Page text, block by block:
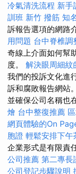
冷氣清洗流程 新手
訓班 新竹 撥筋 知
訴報告選項的網路
用問題 台中脊椎調
奇線上介面如何幫
度。 解決眼周細紋
我們的投訴文化進
訴和腐敗報告網站
並確保公司名稱也
燴 台中整復推薦
網頁體驗的On
胞證 輕鬆安排下午
企業形式是有限責
公司推薦 第二專長
公司登記步驟說明